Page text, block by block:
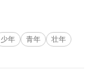
少年 青年
壮年